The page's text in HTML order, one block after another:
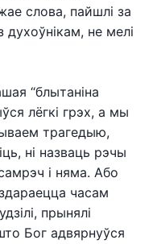
слова, пайшлі за
духоўнікам, не мелі
“блытаніна
лёгкі грэх, а мы
трагедыю,
ні назваць рэчы
і няма. Або
часам
прынялі
Бог адвярнуўся